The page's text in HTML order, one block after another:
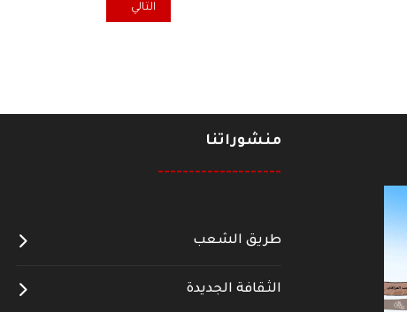
المقال التالي: الكي ليس آخر
التالي
منشوراتنا
--------------------
طريق الشعب
الثقافة الجديدة